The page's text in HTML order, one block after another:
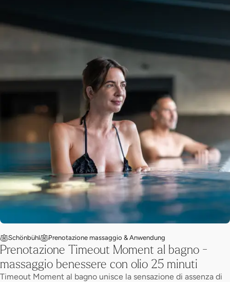
Schönbühl Prenotazione massaggio & Anwendung
Prenotazione Timeout Moment al bagno -
massaggio benessere con olio 25 minuti
Timeout Moment al bagno unisce la sensazione di assenza di